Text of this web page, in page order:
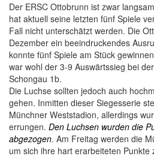
Der ERSC Ottobrunn ist zwar
hat aktuell seine letzten fünf Spiele
Fall nicht unterschätzt werden. Die
Dezember ein beeindruckendes
konnte fünf Spiele am Stück
war wohl der 3-9 Auswärtssieg bei
Schongau 1b.
Die Luchse sollten jedoch auch
gehen. Inmitten dieser Siegesserie
Münchner Weststadion, allerdings
errungen. Den Luchsen wurden die
abgezogen. Am Freitag werden die
um sich ihre hart erarbeiteten Punkte